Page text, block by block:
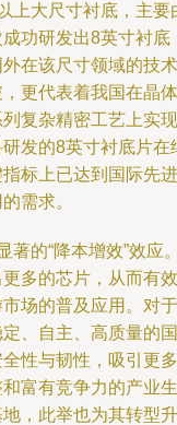
上大尺寸衬底，主要
功研发出8英寸衬底
在该尺寸领域的技术
更代表着我国在晶体
复杂精密工艺上实现
发的8英寸衬底片在
标上已达到国际先进
需求。
著的“降本增效”效应
多的芯片，从而有效
场的普及应用。对于
、自主、高质量的国
性与韧性，吸引更多
富有竞争力的产业生
，此举也为其转型升